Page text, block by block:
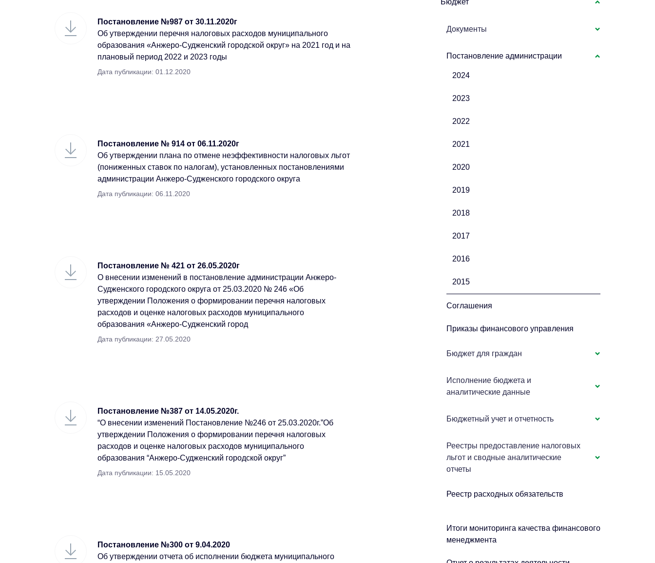
Постановление №987 от 30.11.2020г
Об утверждении перечня налоговых расходов муниципального
образования «Анжеро-Судженский городской округ» на 2021 год и на
плановый период 2022 и 2023 годы
Дата публикации: 01.12.2020
Постановление № 914 от 06.11.2020г
Об утверждении плана по отмене неэффективности налоговых льгот
(пониженных ставок по налогам), установленных постановлениями
администрации Анжеро-Судженского городского округа
Дата публикации: 06.11.2020
Постановление № 421 от 26.05.2020г
О внесении изменений в постановление администрации Анжеро-
Судженского городского округа от 25.03.2020 № 246 «Об
утверждении Положения о формировании перечня налоговых
расходов и оценке налоговых расходов муниципального
образования «Анжеро-Судженский город
Дата публикации: 27.05.2020
Постановление №387 от 14.05.2020г.
“О внесении изменений Постановление №246 от 25.03.2020г.”Об
утверждении Положения о формировании перечня налоговых
расходов и оценке налоговых расходов муниципального
образования “Анжеро-Судженский городской округ”
Дата публикации: 15.05.2020
Постановление №300 от 9.04.2020
Об утверждении отчета об исполнении бюджета муниципального
Бюджет
Документы
Постановление администрации
2024
2023
2022
2021
2020
2019
2018
2017
2016
2015
Соглашения
Приказы финансового управления
Бюджет для граждан
Исполнение бюджета и
аналитические данные
Бюджетный учет и отчетность
Реестры предоставление налоговых
льгот и сводные аналитические
отчеты
Реестр расходных обязательств
Итоги мониторинга качества финансового
менеджмента